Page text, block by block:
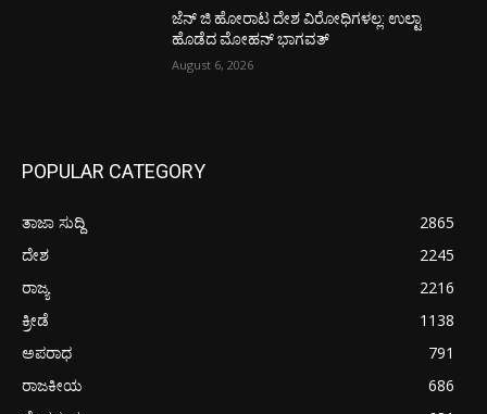
ಜೆನ್ ಜಿ ಹೋರಾಟ ದೇಶ ವಿರೋಧಿಗಳಲ್ಲ: ಉಲ್ಟಾ
ಹೊಡೆದ ಮೋಹನ್ ಭಾಗವತ್
August 6, 2026
POPULAR CATEGORY
ತಾಜಾ ಸುದ್ದಿ
2865
ದೇಶ
2245
ರಾಜ್ಯ
2216
ಕ್ರೀಡೆ
1138
ಅಪರಾಧ
791
ರಾಜಕೀಯ
686